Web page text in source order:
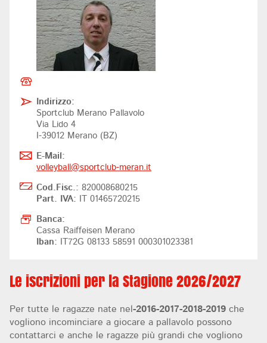
Indirizzo:
Sportclub Merano Pallavolo
Via Lido 4
I-39012 Merano (BZ)
E-Mail:
volleyball@sportclub-meran.it
Cod.Fisc.: 820008680215
Part. IVA:
IT 01465720215
Banca:
Cassa Raiffeisen Merano
Iban: IT72G 08133 58591 000301023381
Le iscrizioni per la Stagione 2026/2027
Per tutte le ragazze nate nel -2016-2017-2018-2019 che
vogliono incominciare a giocare a pallavolo possono
contattarci e anche le ragazze più grandi che vogliono